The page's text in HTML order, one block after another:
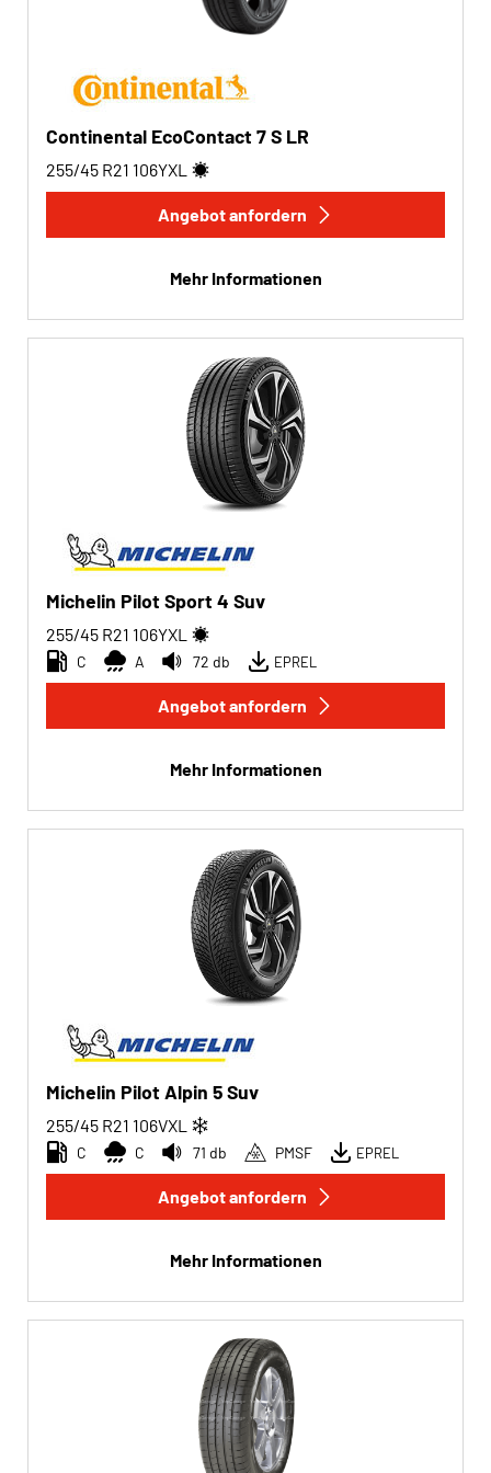
Continental EcoContact 7 S LR
255/45 R21 106YXL
Angebot anfordern
Mehr Informationen
Michelin Pilot Sport 4 Suv
255/45 R21 106YXL
C A 72 db EPREL
Angebot anfordern
Mehr Informationen
Michelin Pilot Alpin 5 Suv
255/45 R21 106VXL
C C 71 db PMSF EPREL
Angebot anfordern
Mehr Informationen